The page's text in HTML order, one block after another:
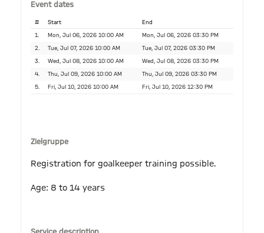
Event dates
# Start End
1. Mon, Jul 06, 2026 10:00 AM Mon, Jul 06, 2026 03:30 PM
2. Tue, Jul 07, 2026 10:00 AM Tue, Jul 07, 2026 03:30 PM
3. Wed, Jul 08, 2026 10:00 AM Wed, Jul 08, 2026 03:30 PM
4. Thu, Jul 09, 2026 10:00 AM Thu, Jul 09, 2026 03:30 PM
5. Fri, Jul 10, 2026 10:00 AM Fri, Jul 10, 2026 12:30 PM
Zielgruppe
Registration for goalkeeper training possible.
Age: 8 to 14 years